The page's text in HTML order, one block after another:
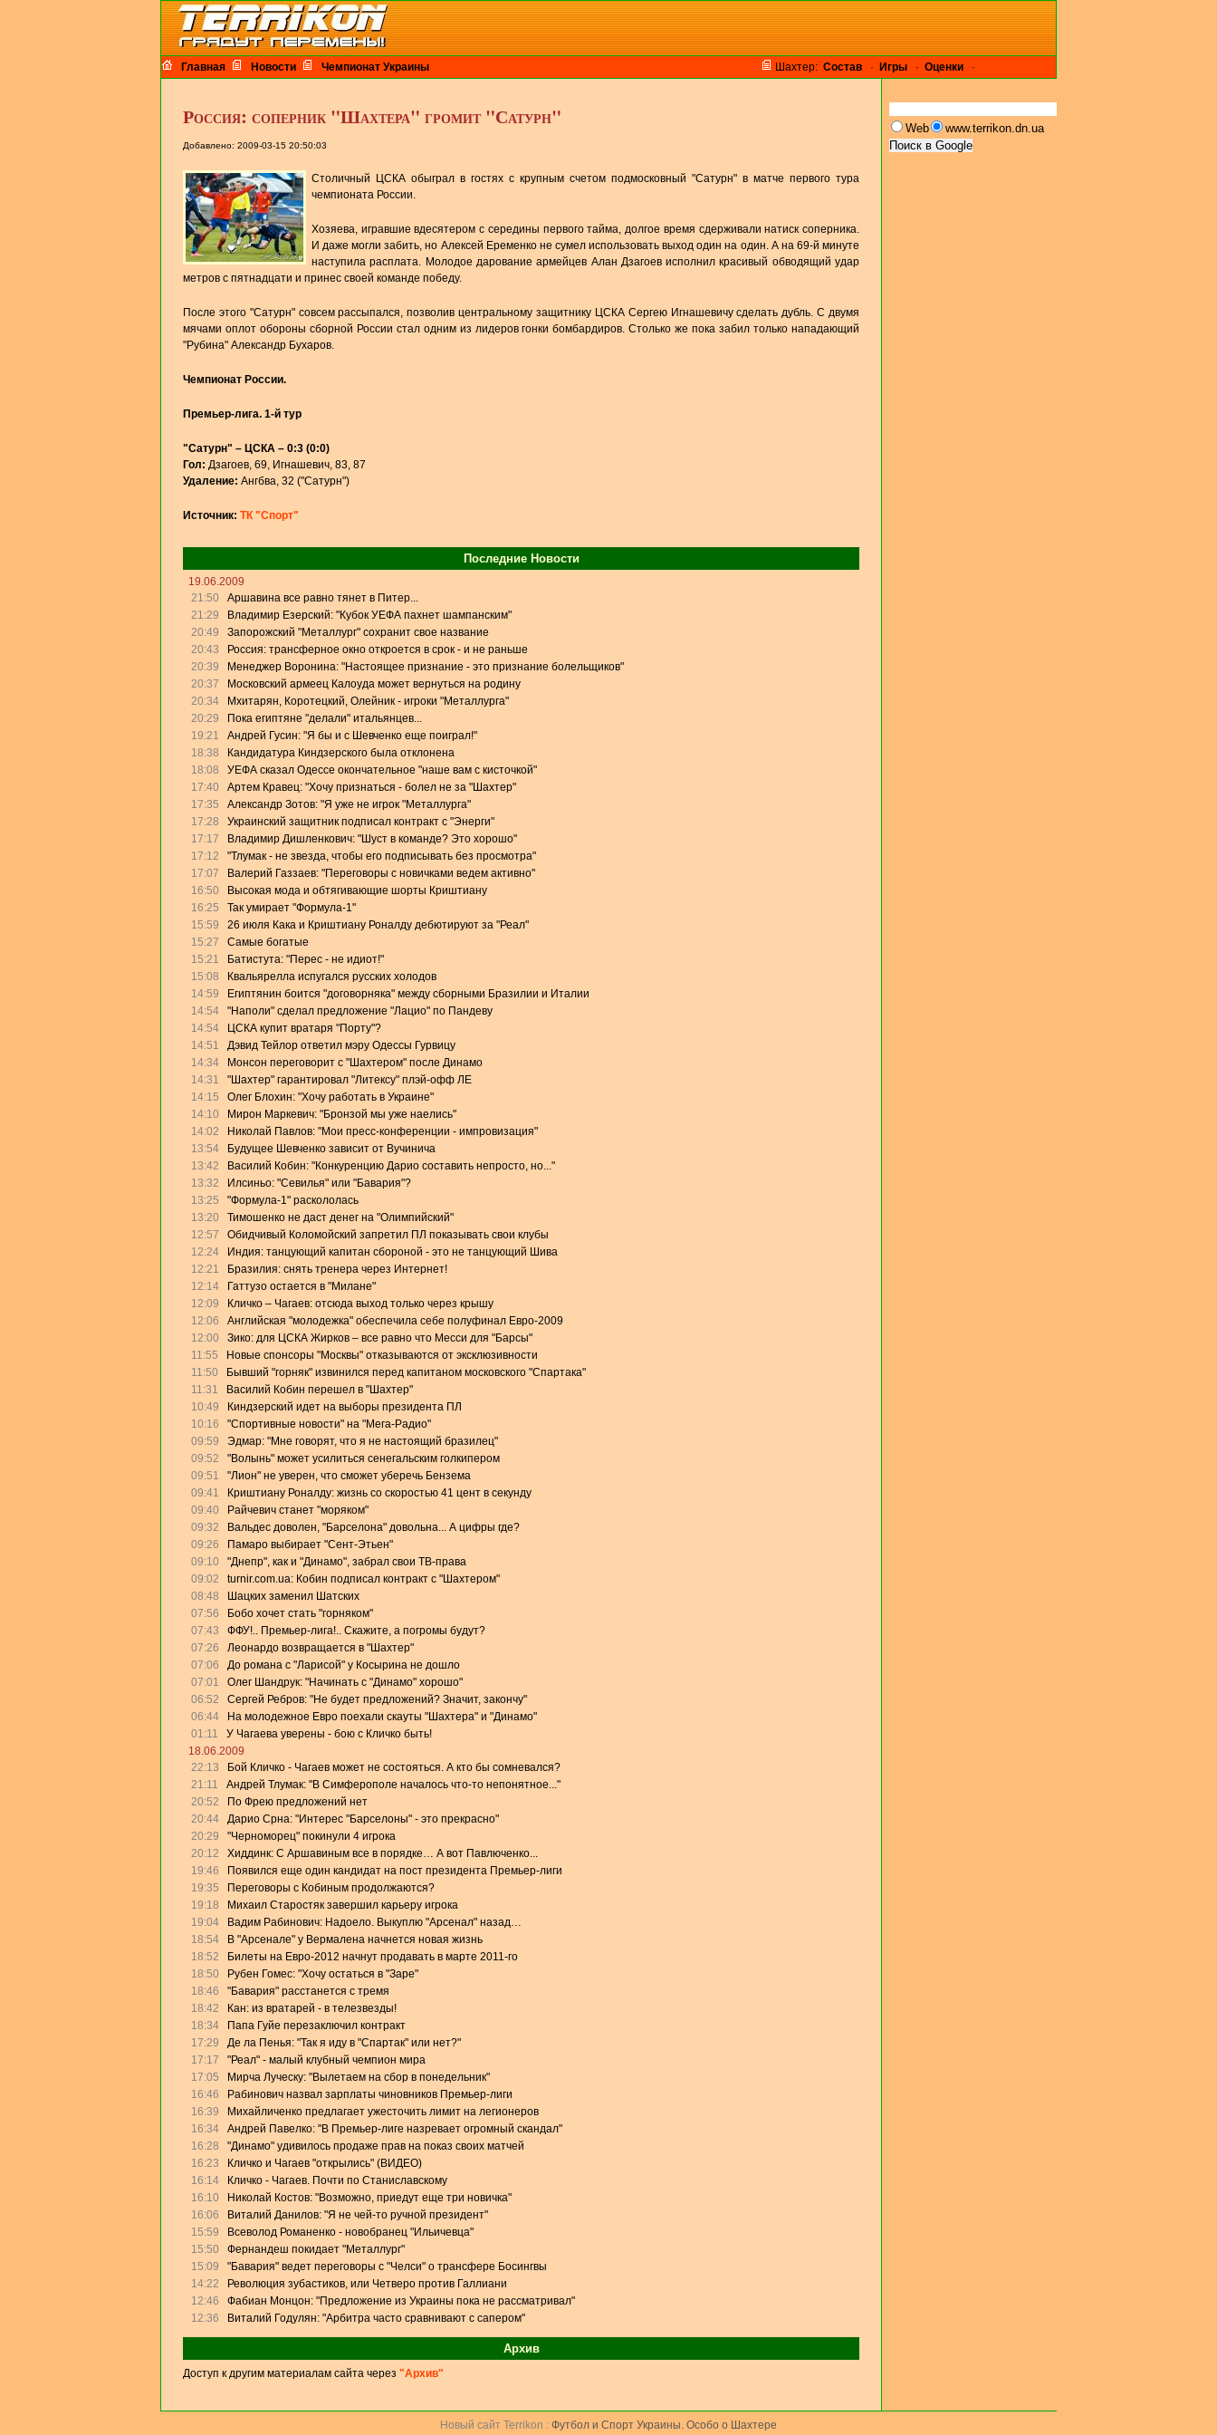
Главная Новости Чемпионат Украины Шахтер: Cостав · Игры · Оценки ·
Россия: соперник "Шахтера" громит "Сатурн"
Добавлено: 2009-03-15 20:50:03
Столичный ЦСКА обыграл в гостях с крупным счетом подмосковный "Сатурн" в матче первого тура
чемпионата России.
Хозяева, игравшие вдесятером с середины первого тайма, долгое время сдерживали натиск соперника.
И даже могли забить, но Алексей Еременко не сумел использовать выход один на один. А на 69-й минуте
наступила расплата. Молодое дарование армейцев Алан Дзагоев исполнил красивый обводящий удар
метров с пятнадцати и принес своей команде победу.
После этого "Сатурн" совсем рассыпался, позволив центральному защитнику ЦСКА Сергею Игнашевичу сделать дубль. С двумя
мячами оплот обороны сборной России стал одним из лидеров гонки бомбардиров. Столько же пока забил только нападающий
"Рубина" Александр Бухаров.
Чемпионат России.
Премьер-лига. 1-й тур
"Сатурн" – ЦСКА – 0:3 (0:0)
Гол: Дзагоев, 69, Игнашевич, 83, 87
Удаление: Ангбва, 32 ("Сатурн")
Источник: ТК "Спорт"
Последние Новости
19.06.2009
21:50
Аршавина все равно тянет в Питер...
21:29
Владимир Езерский: "Кубок УЕФА пахнет шампанским"
20:49
Запорожский "Металлург" сохранит свое название
20:43
Россия: трансферное окно откроется в срок - и не раньше
20:39
Менеджер Воронина: "Настоящее признание - это признание болельщиков"
20:37
Московский армеец Калоуда может вернуться на родину
20:34
Мхитарян, Коротецкий, Олейник - игроки "Металлурга"
20:29
Пока египтяне "делали" итальянцев...
19:21
Андрей Гусин: "Я бы и с Шевченко еще поиграл!"
18:38
Кандидатура Киндзерского была отклонена
18:08
УЕФА сказал Одессе окончательное "наше вам с кисточкой"
17:40
Артем Кравец: "Хочу признаться - болел не за "Шахтер"
17:35
Александр Зотов: "Я уже не игрок "Металлурга"
17:28
Украинский защитник подписал контракт с "Энерги"
17:17
Владимир Дишленкович: "Шуст в команде? Это хорошо"
17:12
"Тлумак - не звезда, чтобы его подписывать без просмотра"
17:07
Валерий Газзаев: "Переговоры с новичками ведем активно"
16:50
Высокая мода и обтягивающие шорты Криштиану
16:25
Так умирает "Формула-1"
15:59
26 июля Кака и Криштиану Роналду дебютируют за "Реал"
15:27
Самые богатые
15:21
Батистута: "Перес - не идиот!"
15:08
Квальярелла испугался русских холодов
14:59
Египтянин боится "договорняка" между сборными Бразилии и Италии
14:54
"Наполи" сделал предложение "Лацио" по Пандеву
14:54
ЦСКА купит вратаря "Порту"?
14:51
Дэвид Тейлор ответил мэру Одессы Гурвицу
14:34
Монсон переговорит с "Шахтером" после Динамо
14:31
"Шахтер" гарантировал "Литексу" плэй-офф ЛЕ
14:15
Олег Блохин: "Хочу работать в Украине"
14:10
Мирон Маркевич: "Бронзой мы уже наелись"
14:02
Николай Павлов: "Мои пресс-конференции - импровизация"
13:54
Будущее Шевченко зависит от Вучинича
13:42
Василий Кобин: "Конкуренцию Дарио составить непросто, но..."
13:32
Илсиньо: "Севилья" или "Бавария"?
13:25
"Формула-1" раскололась
13:20
Тимошенко не даст денег на "Олимпийский"
12:57
Обидчивый Коломойский запретил ПЛ показывать свои клубы
12:24
Индия: танцующий капитан сбороной - это не танцующий Шива
12:21
Бразилия: снять тренера через Интернет!
12:14
Гаттузо остается в "Милане"
12:09
Кличко – Чагаев: отсюда выход только через крышу
12:06
Английская "молодежка" обеспечила себе полуфинал Евро-2009
12:00
Зико: для ЦСКА Жирков – все равно что Месси для "Барсы"
11:55
Новые спонсоры "Москвы" отказываются от эксклюзивности
11:50
Бывший "горняк" извинился перед капитаном московского "Спартака"
11:31
Василий Кобин перешел в "Шахтер"
10:49
Киндзерский идет на выборы президента ПЛ
10:16
"Спортивные новости" на "Мега-Радио"
09:59
Эдмар: "Мне говорят, что я не настоящий бразилец"
09:52
"Волынь" может усилиться сенегальским голкипером
09:51
"Лион" не уверен, что сможет уберечь Бензема
09:41
Криштиану Роналду: жизнь со скоростью 41 цент в секунду
09:40
Райчевич станет "моряком"
09:32
Вальдес доволен, "Барселона" довольна... А цифры где?
09:26
Памаро выбирает "Сент-Этьен"
09:10
"Днепр", как и "Динамо", забрал свои ТВ-права
09:02
turnir.com.ua: Кобин подписал контракт с "Шахтером"
08:48
Шацких заменил Шатских
07:56
Бобо хочет стать "горняком"
07:43
ФФУ!.. Премьер-лига!.. Скажите, а погромы будут?
07:26
Леонардо возвращается в "Шахтер"
07:06
До романа с "Ларисой" у Косырина не дошло
07:01
Олег Шандрук: "Начинать с "Динамо" хорошо"
06:52
Сергей Ребров: "Не будет предложений? Значит, закончу"
06:44
На молодежное Евро поехали скауты "Шахтера" и "Динамо"
01:11
У Чагаева уверены - бою с Кличко быть!
18.06.2009
22:13
Бой Кличко - Чагаев может не состояться. А кто бы сомневался?
21:11
Андрей Тлумак: "В Симферополе началось что-то непонятное..."
20:52
По Фрею предложений нет
20:44
Дарио Срна: "Интерес "Барселоны" - это прекрасно"
20:29
"Черноморец" покинули 4 игрока
20:12
Хиддинк: С Аршавиным все в порядке… А вот Павлюченко...
19:46
Появился еще один кандидат на пост президента Премьер-лиги
19:35
Переговоры с Кобиным продолжаются?
19:18
Михаил Старостяк завершил карьеру игрока
19:04
Вадим Рабинович: Надоело. Выкуплю "Арсенал" назад…
18:54
В "Арсенале" у Вермалена начнется новая жизнь
18:52
Билеты на Евро-2012 начнут продавать в марте 2011-го
18:50
Рубен Гомес: "Хочу остаться в "Заре"
18:46
"Бавария" расстанется с тремя
18:42
Кан: из вратарей - в телезвезды!
18:34
Папа Гуйе перезаключил контракт
17:29
Де ла Пенья: "Так я иду в "Спартак" или нет?"
17:17
"Реал" - малый клубный чемпион мира
17:05
Мирча Луческу: "Вылетаем на сбор в понедельник"
16:46
Рабинович назвал зарплаты чиновников Премьер-лиги
16:39
Михайличенко предлагает ужесточить лимит на легионеров
16:34
Андрей Павелко: "В Премьер-лиге назревает огромный скандал"
16:28
"Динамо" удивилось продаже прав на показ своих матчей
16:23
Кличко и Чагаев "открылись" (ВИДЕО)
16:14
Кличко - Чагаев. Почти по Станиславскому
16:10
Николай Костов: "Возможно, приедут еще три новичка"
16:06
Виталий Данилов: "Я не чей-то ручной президент"
15:59
Всеволод Романенко - новобранец "Ильичевца"
15:50
Фернандеш покидает "Металлург"
15:09
"Бавария" ведет переговоры с "Челси" о трансфере Босингвы
14:22
Революция зубастиков, или Четверо против Галлиани
12:46
Фабиан Монцон: "Предложение из Украины пока не рассматривал"
12:36
Виталий Годулян: "Арбитра часто сравнивают с сапером"
Архив
Доступ к другим материалам сайта через "Архив"
Web www.terrikon.dn.ua
Новый сайт Terrikon : Футбол и Спорт Украины. Особо о Шахтере